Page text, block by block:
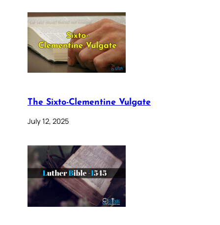
The Sixto-Clementine Vulgate
July 12, 2025